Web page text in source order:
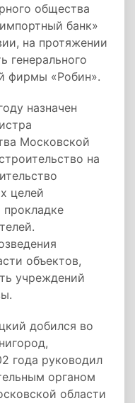
общества
банк»
на протяжении
генерального
фирмы «Робин».
назначен
Московской
на
целей
прокладке
объектов,
учреждений
добился во
года руководил
органом
области